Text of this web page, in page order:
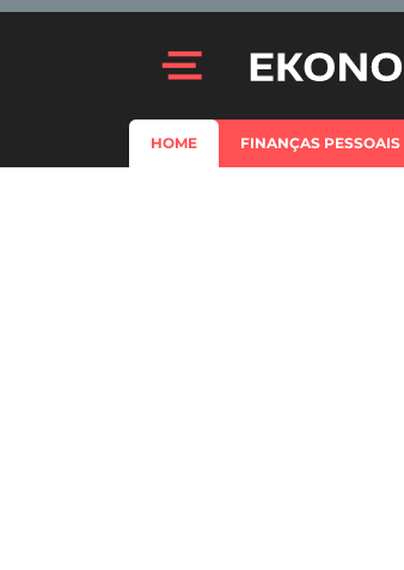
HOME FINANÇAS PESSOAIS